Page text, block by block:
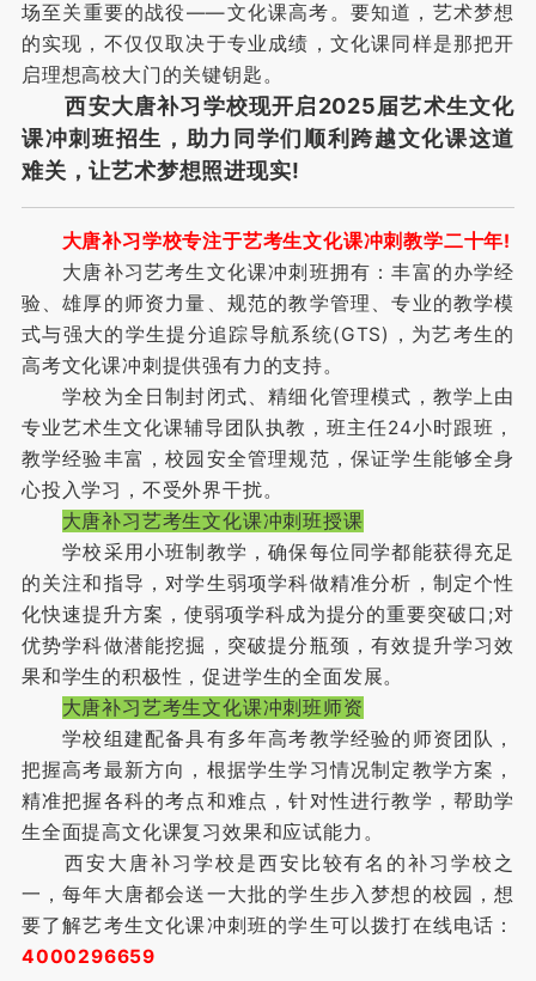
场至关重要的战役——文化课高考。要知道，艺术梦想
的实现，不仅仅取决于专业成绩，文化课同样是那把开
启理想高校大门的关键钥匙。
西安大唐补习学校现开启2025届艺术生文化
课冲刺班招生，助力同学们顺利跨越文化课这道
难关，让艺术梦想照进现实!
大唐补习学校专注于艺考生文化课冲刺教学二十年!
大唐补习艺考生文化课冲刺班拥有：丰富的办学经
验、雄厚的师资力量、规范的教学管理、专业的教学模
式与强大的学生提分追踪导航系统(GTS)，为艺考生的
高考文化课冲刺提供强有力的支持。
学校为全日制封闭式、精细化管理模式，教学上由
专业艺术生文化课辅导团队执教，班主任24小时跟班，
教学经验丰富，校园安全管理规范，保证学生能够全身
心投入学习，不受外界干扰。
大唐补习艺考生文化课冲刺班授课
学校采用小班制教学，确保每位同学都能获得充足
的关注和指导，对学生弱项学科做精准分析，制定个性
化快速提升方案，使弱项学科成为提分的重要突破口;对
优势学科做潜能挖掘，突破提分瓶颈，有效提升学习效
果和学生的积极性，促进学生的全面发展。
大唐补习艺考生文化课冲刺班师资
学校组建配备具有多年高考教学经验的师资团队，
把握高考最新方向，根据学生学习情况制定教学方案，
精准把握各科的考点和难点，针对性进行教学，帮助学
生全面提高文化课复习效果和应试能力。
西安大唐补习学校是西安比较有名的补习学校之
一，每年大唐都会送一大批的学生步入梦想的校园，想
要了解艺考生文化课冲刺班的学生可以拨打在线电话：
4000296659